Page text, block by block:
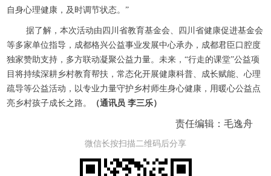
自身心理健康，及时调节状态。”
据了解，本次活动由四川省教育基金会、四川省健康促进基金会
等多家单位指导，成都格兴公益事业发展中心承办，成都君臣口腔度
独家赞助支持，多方联动凝聚公益力量。未来，“行走的课堂”公益项
目将持续深耕乡村教育帮扶，常态化开展健康科普、成长赋能、心理
疏导等公益活动，以专业力量守护乡村师生身心健康，用暖心公益点
亮乡村孩子成长之路。
（通讯员 李三乐）
责任编辑：毛逸舟
微信长按扫描二维码后分享